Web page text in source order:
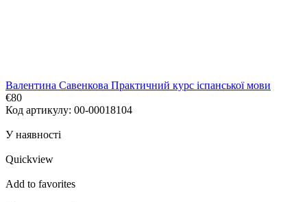
Валентина Савенкова Практичний курс іспанської мови
€80
Код артикулу: 00-00018104
У наявності
Quickview
Add to favorites